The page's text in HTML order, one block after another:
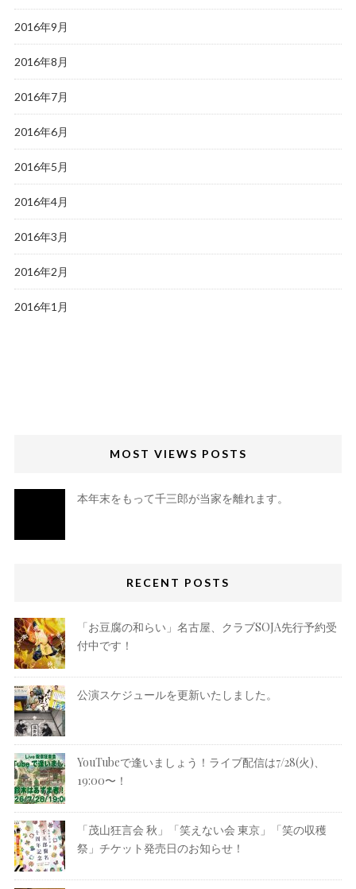
2016年9月
2016年8月
2016年7月
2016年6月
2016年5月
2016年4月
2016年3月
2016年2月
2016年1月
MOST VIEWS POSTS
本年末をもって千三郎が当家を離れます。
RECENT POSTS
「お豆腐の和らい」名古屋、クラブSOJA先行予約受
付中です！
公演スケジュールを更新いたしました。
YouTubeで逢いましょう！ライブ配信は7/28(火)、
19:00〜！
「茂山狂言会 秋」「笑えない会 東京」「笑の収穫
祭」チケット発売日のお知らせ！